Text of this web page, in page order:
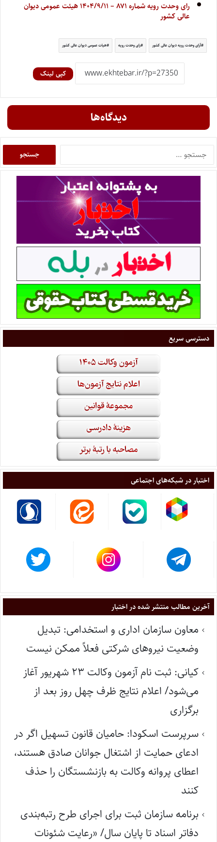
رای وحدت رویه شماره ۸۷۱ – ۱۴۰۴/۹/۱۱ هیئت عمومی دیوان
عالی کشور
آرای وحدت رویه دیوان عالی کشور رای وحدت رویه هیات عمومی دیوان عالی کشور
کپی لینک
دیدگاه‌ها
دسترسی سریع
اختبار در شبکه‌های اجتماعی
آخرین مطالب منتشر شده در اختبار
معاون سازمان اداری و استخدامی: تبدیل
وضعیت نیروهای شرکتی فعلاً ممکن نیست
کیانی: ثبت نام آزمون وکالت ۲۳ شهریور آغاز
می‌شود/ اعلام نتایج ظرف چهل روز بعد از
برگزاری
سرپرست اسکودا: حامیان قانون تسهیل اگر در
ادعای حمایت از اشتغال جوانان صادق هستند،
اعطای پروانه وکالت به بازنشستگان را حذف
کنند
برنامه سازمان ثبت برای اجرای طرح رتبه‌بندی
دفاتر اسناد تا پایان سال/ «رعایت شئونات